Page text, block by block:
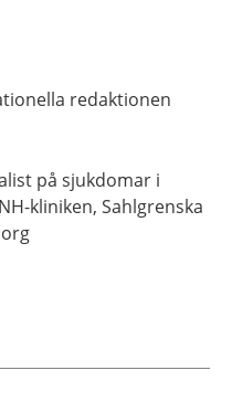
redaktionen
på sjukdomar i
kliniken, Sahlgrenska